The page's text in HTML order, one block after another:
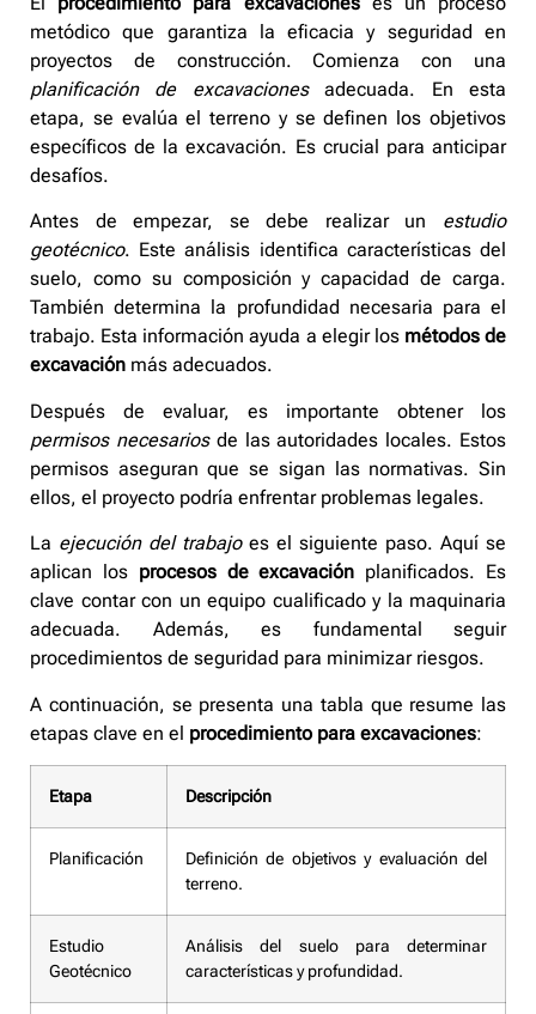
metódico que garantiza la eficacia y seguridad en
proyectos de construcción. Comienza con una
planificación de excavacionesadecuada. En esta
etapa, se evalúa el terreno y se definen los objetivos
específicos de la excavación. Es crucial para anticipar
desafíos.
Antes de empezar, se debe realizar un estudio
geotécnico. Este análisis identifica características del
suelo, como su composición y capacidad de carga.
También determina la profundidad necesaria para el
trabajo. Esta información ayuda a elegir los métodos de
excavación más adecuados.
Después de evaluar, es importante obtener los
permisos necesariosde las autoridades locales. Estos
permisos aseguran que se sigan las normativas. Sin
ellos, el proyecto podría enfrentar problemas legales.
La ejecución del trabajoes el siguiente paso. Aquí se
aplican los procesos de excavación planificados. Es
clave contar con un equipo cualificado y la maquinaria
adecuada. Además, es fundamental seguir
procedimientos de seguridad para minimizar riesgos.
A continuación, se presenta una tabla que resume las
etapas clave en el procedimiento para excavaciones:
Etapa Descripción
Planificación
Definición de objetivos y evaluación del
terreno.
Estudio
Geotécnico
Análisis del suelo para determinar
características y profundidad.